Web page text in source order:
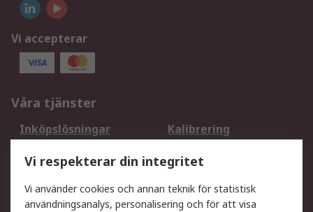
Vi accepterar
Våra tjänster
Inköpslösningar
Kalibrering
DesignSpark
Teknisk Support
Ditt lokala säljteam
Exportlösningar
Vi respekterar din integritet
Vi använder cookies och annan teknik för statistisk
användningsanalys, personalisering och för att visa